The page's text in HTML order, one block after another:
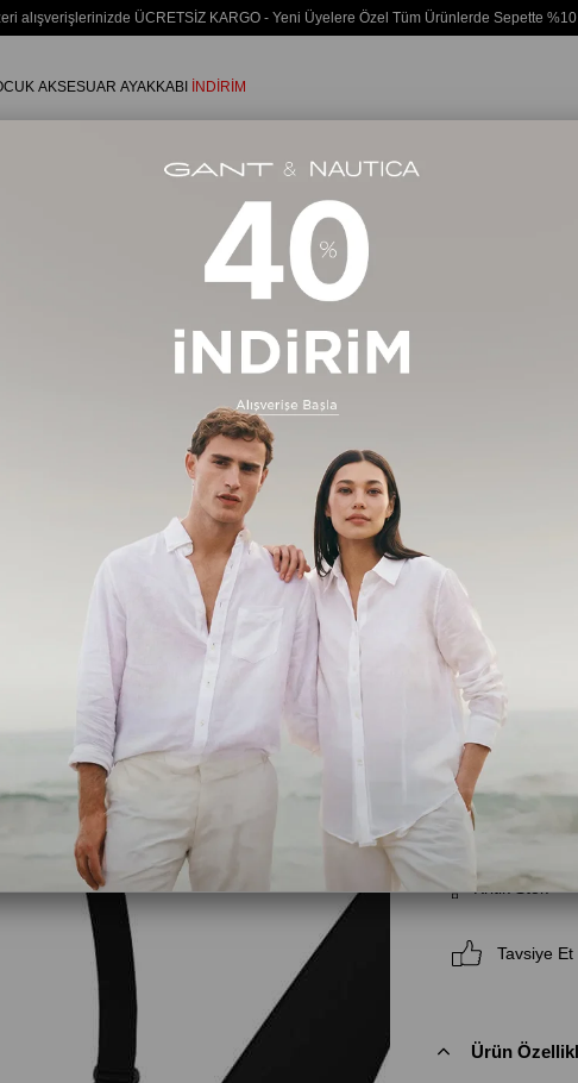
alışverişlerinizde ÜCRETSİZ KARGO - Yeni Üyelere Özel Tüm Ürünlerde Sepette
AKSESUAR AYAKKABI İNDİRİM
Kadın Siyah Bikini Üstü LV00Q61207 UB1
Kadın
Beden
XS
Kritik Stok
Tavsiye Et
Ürün